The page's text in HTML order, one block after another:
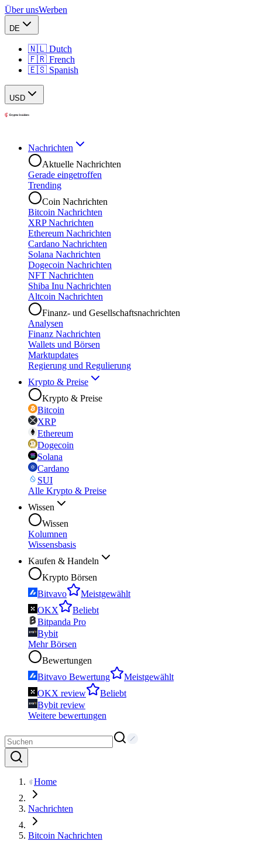
Über unsWerben
DE
🇳🇱 Dutch
🇫🇷 French
🇪🇸 Spanish
USD
Nachrichten
Aktuelle Nachrichten
Gerade eingetroffen
Trending
Coin Nachrichten
Bitcoin Nachrichten
XRP Nachrichten
Ethereum Nachrichten
Cardano Nachrichten
Solana Nachrichten
Dogecoin Nachrichten
NFT Nachrichten
Shiba Inu Nachrichten
Altcoin Nachrichten
Finanz- und Gesellschaftsnachrichten
Analysen
Finanz Nachrichten
Wallets und Börsen
Marktupdates
Regierung und Regulierung
Krypto & Preise
Krypto & Preise
Bitcoin
XRP
Ethereum
Dogecoin
Solana
Cardano
SUI
Alle Krypto & Preise
Wissen
Wissen
Kolumnen
Wissensbasis
Kaufen & Handeln
Krypto Börsen
Bitvavo
Meistgewählt
OKX
Beliebt
Bitpanda Pro
Bybit
Mehr Börsen
Bewertungen
Bitvavo Bewertung
Meistgewählt
OKX review
Beliebt
Bybit review
Weitere bewertungen
Home
Nachrichten
Bitcoin Nachrichten